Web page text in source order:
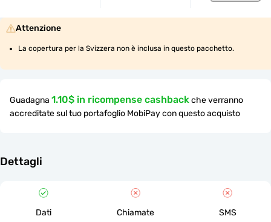
Attenzione
La copertura per la Svizzera non è inclusa in questo pacchetto.
Guadagna 1.10$ in ricompense cashbackche verranno
accreditate sul tuo portafoglio MobiPay con questo acquisto
Dettagli
Dati Chiamate SMS